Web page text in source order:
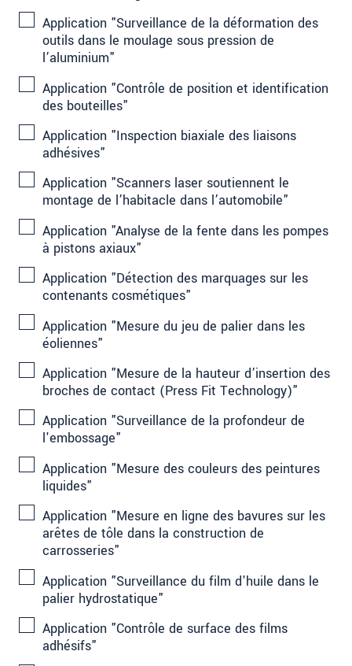
Application "Surveillance de la déformation des
outils dans le moulage sous pression de
l’aluminium"
Application "Contrôle de position et identification
des bouteilles"
Application "Inspection biaxiale des liaisons
adhésives"
Application "Scanners laser soutiennent le
montage de l’habitacle dans l’automobile"
Application "Analyse de la fente dans les pompes
à pistons axiaux"
Application "Détection des marquages sur les
contenants cosmétiques"
Application "Mesure du jeu de palier dans les
éoliennes"
Application "Mesure de la hauteur d’insertion des
broches de contact (Press Fit Technology)"
Application "Surveillance de la profondeur de
l'embossage"
Application "Mesure des couleurs des peintures
liquides"
Application "Mesure en ligne des bavures sur les
arêtes de tôle dans la construction de
carrosseries"
Application "Surveillance du film d'huile dans le
palier hydrostatique"
Application "Contrôle de surface des films
adhésifs"